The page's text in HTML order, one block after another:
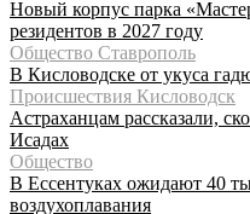
Новый корпус парка
резидентов в 2027 году
Общество Ставрополь
В Кисловодске от укуса
Происшествия Кисловодск
Астраханцам рассказали,
Исадах
Общество
В Ессентуках ожидают 40
воздухоплавания